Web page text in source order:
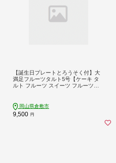
【誕生日プレートとろうそく付】大
満足フルーツタルト5号【ケーキ タ
ルト フルーツ スイーツ フルーツタ
岡山県倉敷市
9,500 円